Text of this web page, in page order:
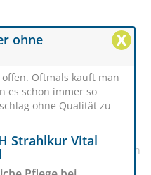
Pferd
gehören zu den
Biocare Huf und
und wirkt Problemen
gegen Pilze und
X
ohne
Oftmals kauft man
es schon immer so
ohne Qualität zu
Strahlkur Vital